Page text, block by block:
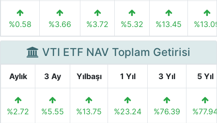
%0.58 %3.66 %3.72 %5.32 %13.45
VTI ETF NAV Toplam Getirisi
Aylık 3 Ay Yılbaşı 1 Yıl 3 Yıl 5 Yıl
%2.72 %5.55 %13.75 %23.24 %76.39